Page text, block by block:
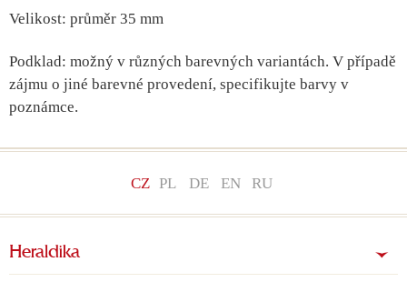
Velikost: průměr 35 mm
Podklad: možný v různých barevných variantách. V případě
zájmu o jiné barevné provedení, specifikujte barvy v
poznámce.
CZ PL DE EN RU
Heraldika